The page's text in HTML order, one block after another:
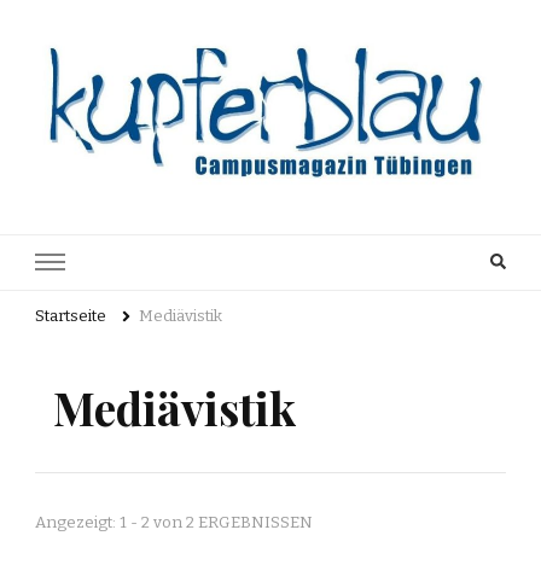
Archiv
Startseite Mediävistik
Mediävistik
Angezeigt: 1 - 2 von 2 ERGEBNISSEN